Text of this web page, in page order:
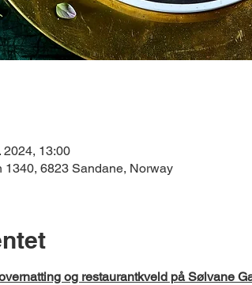
2024, 13:00
6823 Sandane, Norway
og restaurantkveld på Sølvane